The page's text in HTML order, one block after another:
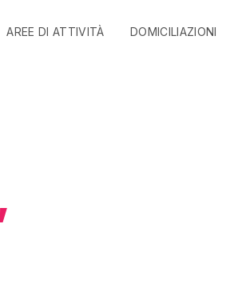
AREE DI ATTIVITÀ DOMICILIAZIONI